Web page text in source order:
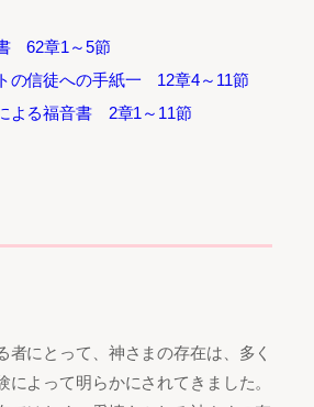
62章1～5節
の信徒への手紙一 12章4～11節
よる福音書 2章1～11節
にとって、神さまの存在は、多く
によって明らかにされてきました。